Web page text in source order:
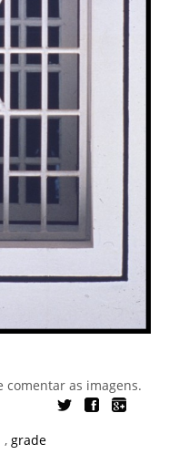
comentar as imagens.
, grade